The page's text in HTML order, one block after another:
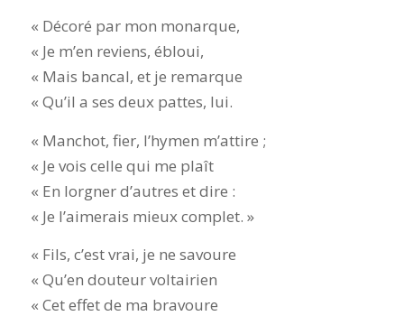
« Décoré par mon monarque,
« Je m’en reviens, ébloui,
« Mais bancal, et je remarque
« Qu’il a ses deux pattes, lui.
« Manchot, fier, l’hymen m’attire ;
« Je vois celle qui me plaît
« En lorgner d’autres et dire :
« Je l’aimerais mieux complet. »
« Fils, c’est vrai, je ne savoure
« Qu’en douteur voltairien
« Cet effet de ma bravoure